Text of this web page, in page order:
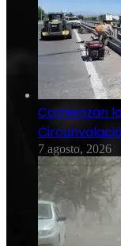
Comienzan
7 agosto, 2026